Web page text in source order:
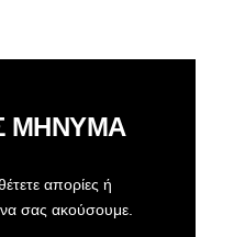
ΜΗΝΥΜΑ
απορίες ή
σας ακούσουμε.